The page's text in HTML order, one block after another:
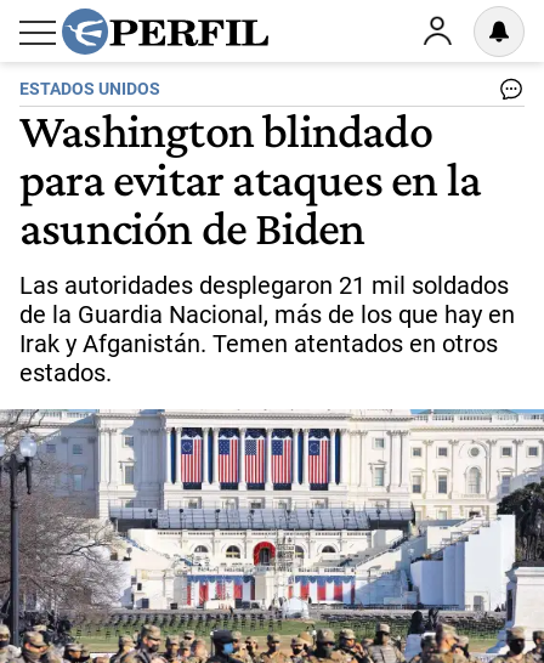
ESTADOS UNIDOS
Washington blindado
para evitar ataques en la
asunción de Biden
Las autoridades desplegaron 21 mil soldados
de la Guardia Nacional, más de los que hay en
Irak y Afganistán. Temen atentados en otros
estados.